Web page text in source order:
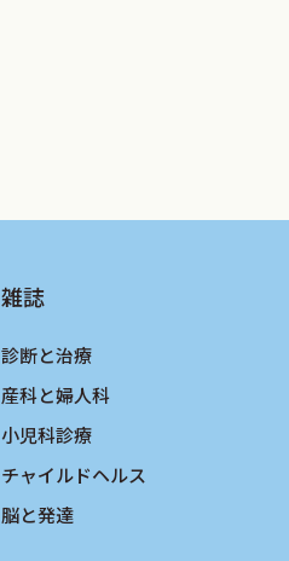
雑誌
診断と治療
産科と婦人科
小児科診療
チャイルドヘルス
脳と発達